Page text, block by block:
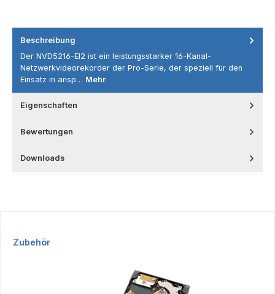
Beschreibung
Der NVD5216-EI2 ist ein leistungsstarker 16-Kanal-
Netzwerkvideorekorder der Pro-Serie, der speziell für den
Einsatz in ansp… Mehr
Eigenschaften
Bewertungen
Downloads
Produktgalerie überspringen
Zubehör